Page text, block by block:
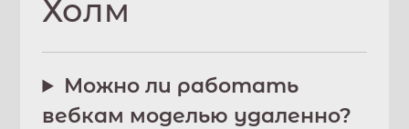
Холм
Можно ли работать
вебкам моделью удаленно?